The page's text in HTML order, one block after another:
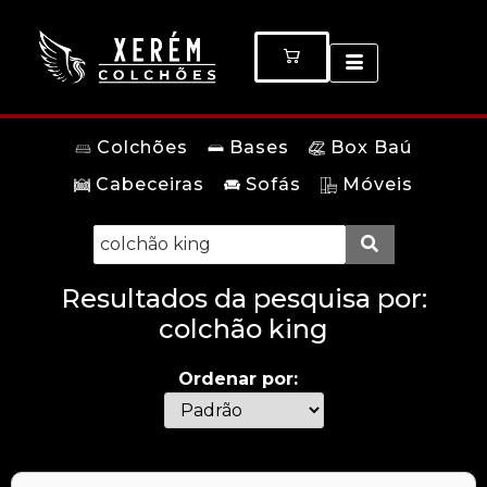
Colchões Bases
Box Baú
Cabeceiras
Sofás Móveis
Resultados da pesquisa por:
colchão king
Ordenar por: